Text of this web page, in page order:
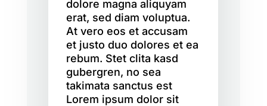
dolore magna aliquyam
erat, sed diam voluptua.
At vero eos et accusam
et justo duo dolores et ea
rebum. Stet clita kasd
gubergren, no sea
takimata sanctus est
Lorem ipsum dolor sit